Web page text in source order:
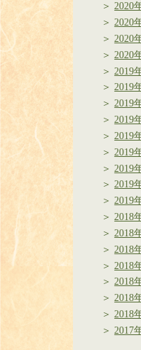
2020
2020
2020
2020
2019
2019
2019
2019
2019
2019
2019
2019
2019
2018
2018
2018
2018
2018
2018
2018
2017